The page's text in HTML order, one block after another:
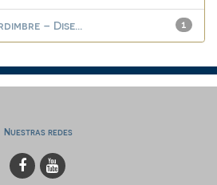
1
– Dise...
Nuestras redes